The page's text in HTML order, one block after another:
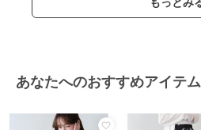
随時再入荷していますので、お気に入
BLUEEASTのお得な情報を受け取るこ
あなたへのおすすめアイテム